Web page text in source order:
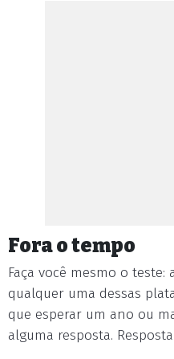
Fora o tempo
Faça você mesmo o
qualquer uma dessas
que esperar um ano ou
alguma resposta.